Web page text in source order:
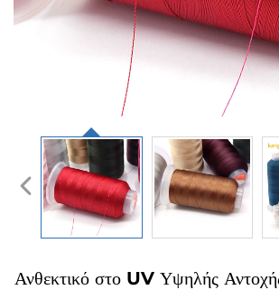
Ανθεκτικό στο UV Υψηλής